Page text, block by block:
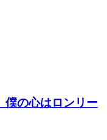
僕の心はロンリー